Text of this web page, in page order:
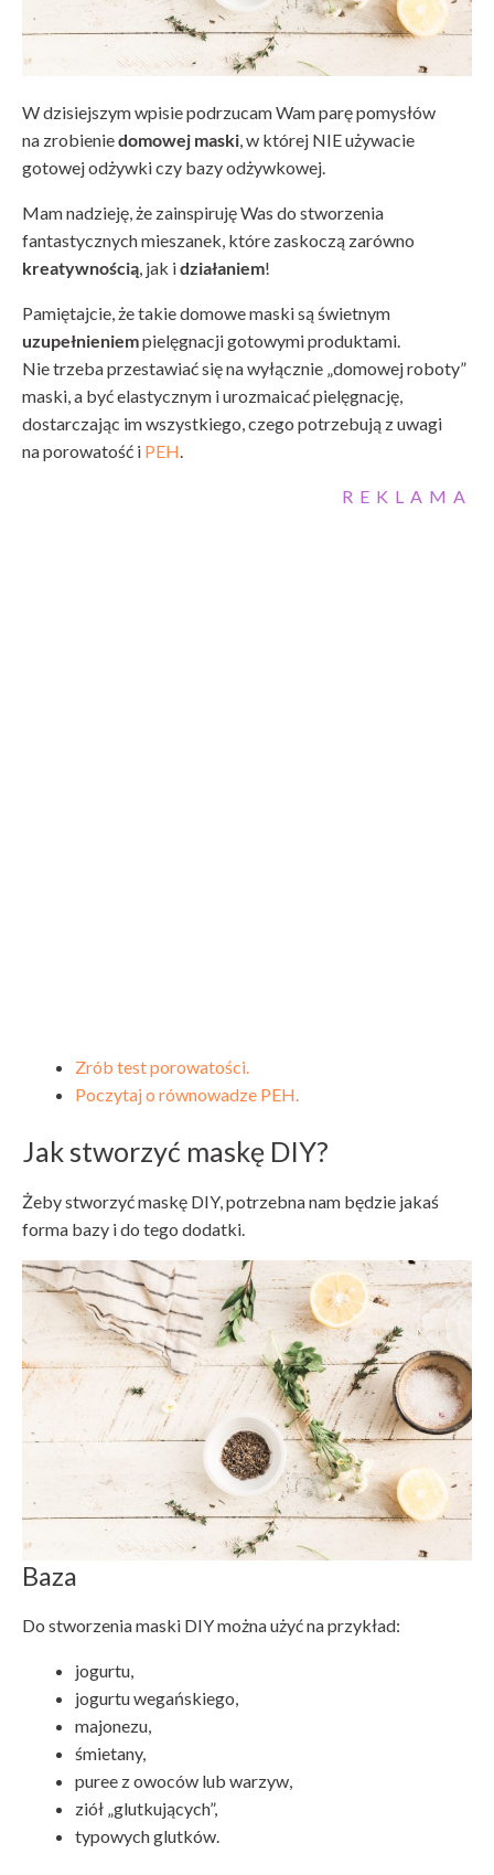
W dzisiejszym wpisie podrzucam Wam parę pomysłów
na zrobieniedomowej maski, w której NIE używacie
gotowej odżywki czy bazy odżywkowej.
Mam nadzieję, że zainspiruję Was do stworzenia
fantastycznych mieszanek, które zaskoczą zarówno
kreatywnością, jak idziałaniem!
Pamiętajcie, że takie domowe maski są świetnym
uzupełnieniempielęgnacji gotowymi produktami.
Nie trzeba przestawiać się na wyłącznie „domowej roboty”
maski, a być elastycznym i urozmaicać pielęgnację,
dostarczając im wszystkiego, czego potrzebują z uwagi
na porowatość i PEH.
REKLAMA
Zrób test porowatości.
Poczytaj o równowadze PEH.
Jak stworzyć maskę DIY?
Żeby stworzyć maskę DIY, potrzebna nam będzie jakaś
forma bazy i do tego dodatki.
Baza
Do stworzenia maski DIY można użyć na przykład:
jogurtu,
jogurtu wegańskiego,
majonezu,
śmietany,
puree z owoców lub warzyw,
ziół „glutkujących”,
typowych glutków.